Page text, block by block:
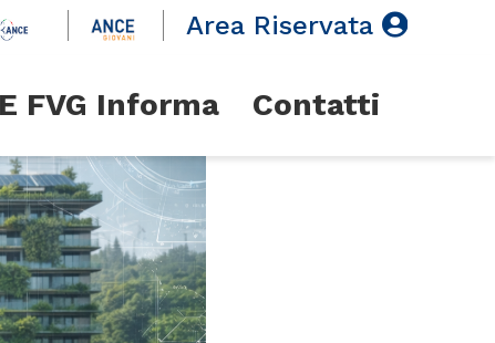
Area Riservata
FVG Informa Contatti